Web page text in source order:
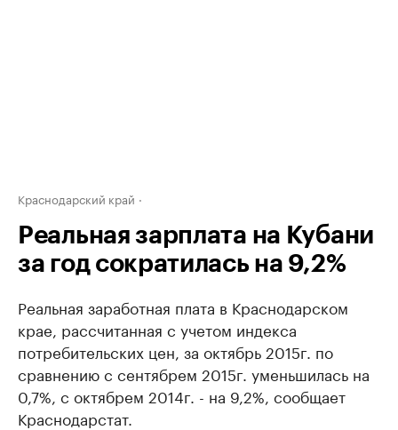
Краснодарский край
Реальная зарплата на Кубани
за год сократилась на 9,2%
Реальная заработная плата в Краснодарском
крае, рассчитанная с учетом индекса
потребительских цен, за октябрь 2015г. по
сравнению с сентябрем 2015г. уменьшилась на
0,7%, с октябрем 2014г. - на 9,2%, сообщает
Краснодарстат.